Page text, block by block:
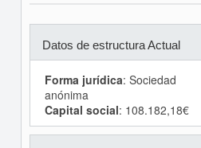
Datos de estructura Actual
Forma jurídica: Sociedad
anónima
Capital social: 108.182,18€